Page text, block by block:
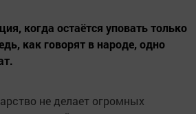
когда остаётся уповать только
как говорят в народе, одно
не делает огромных